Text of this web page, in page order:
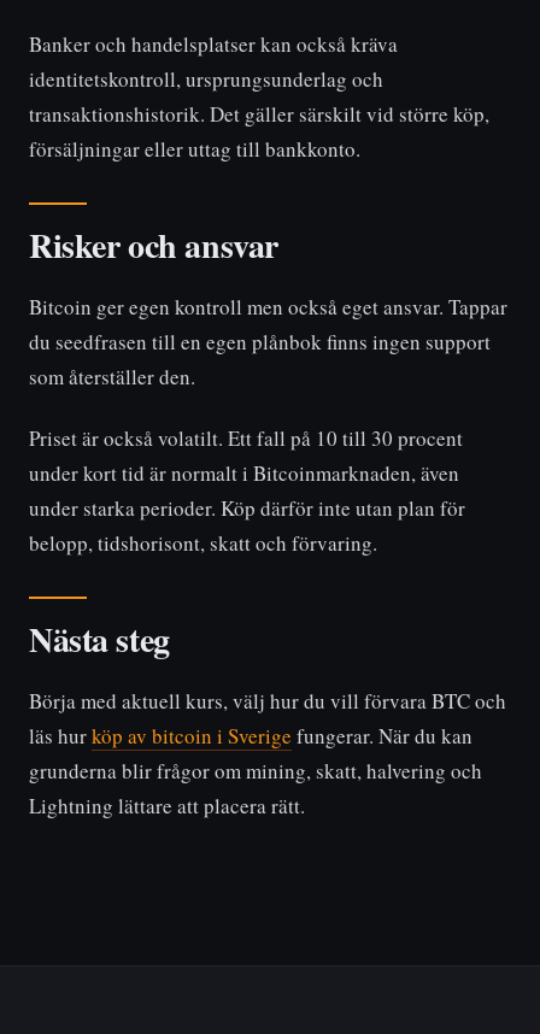
Banker och handelsplatser kan också kräva
identitetskontroll, ursprungsunderlag och
transaktionshistorik. Det gäller särskilt vid större köp,
försäljningar eller uttag till bankkonto.
Risker och ansvar
Bitcoin ger egen kontroll men också eget ansvar. Tappar
du seedfrasen till en egen plånbok finns ingen support
som återställer den.
Priset är också volatilt. Ett fall på 10 till 30 procent
under kort tid är normalt i Bitcoinmarknaden, även
under starka perioder. Köp därför inte utan plan för
belopp, tidshorisont, skatt och förvaring.
Nästa steg
Börja med aktuell kurs, välj hur du vill förvara BTC och
läs hurköp av bitcoin i Sverige fungerar. När du kan
grunderna blir frågor om mining, skatt, halvering och
Lightning lättare att placera rätt.